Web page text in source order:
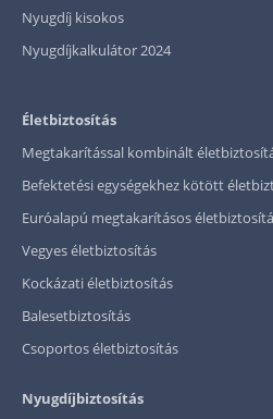
Nyugdíj kisokos
Nyugdíjkalkulátor 2024
Életbiztosítás
Megtakarítással kombinált
Befektetési egységekhez kötött
Euróalapú megtakarításos
Vegyes életbiztosítás
Kockázati életbiztosítás
Balesetbiztosítás
Csoportos életbiztosítás
Nyugdíjbiztosítás